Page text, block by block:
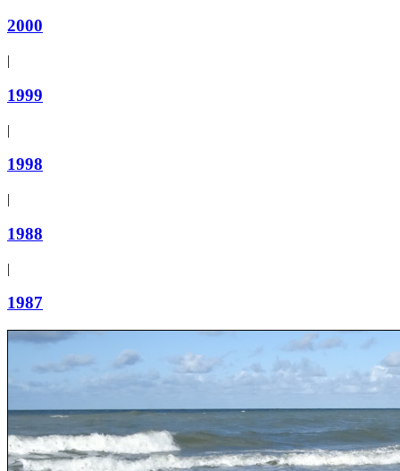
2000
|
1999
|
1998
|
1988
|
1987